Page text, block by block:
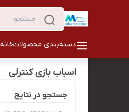
دسته‌بندی محصولاتخانه
اسباب بازی کنترلی
جستجو در نتایج